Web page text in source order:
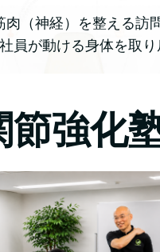
肉（神経）を整える訪
員が動ける身体を取り
節強化